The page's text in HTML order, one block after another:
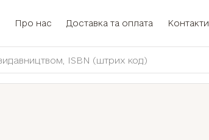
Про нас Доставка та оплата Контакти